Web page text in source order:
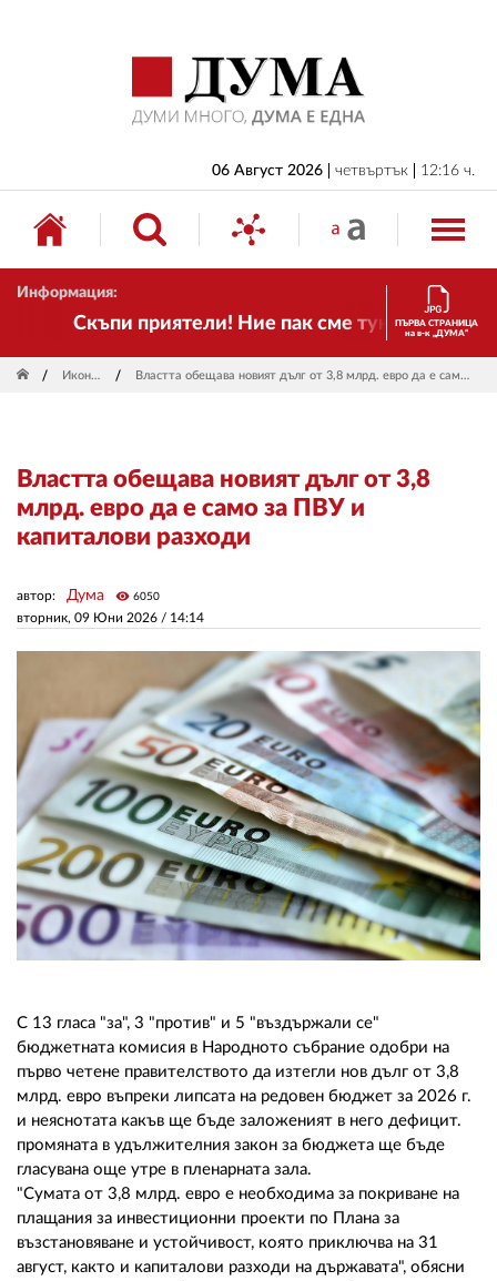
06 Август 2026 четвъртък 12:16 ч.
Информация:
Скъпи приятели! Ние пак сме тук! Времето се
ПЪРВА СТРАНИЦА
на в-к „ДУМА“
Икономика Властта обещава новият дълг от 3,8 млрд. евро да е само за ПВУ и капиталови разходи
Властта обещава новият дълг от 3,8
млрд. евро да е само за ПВУ и
капиталови разходи
вторник, 09 Юни 2026 / 14:14
автор: Дума visibility 6050
С 13 гласа "за", 3 "против" и 5 "въздържали се"
бюджетната комисия в Народното събрание одобри на
първо четене правителството да изтегли нов дълг от 3,8
млрд. евро въпреки липсата на редовен бюджет за 2026 г.
и неяснотата какъв ще бъде заложеният в него дефицит.
промяната в удължителния закон за бюджета ще бъде
гласувана още утре в пленарната зала.
"Сумата от 3,8 млрд. евро е необходима за покриване на
плащания за инвестиционни проекти по Плана за
възстановяване и устойчивост, която приключва на 31
август, както и капиталови разходи на държавата", обясни
БЪЛГАРИЯ
ИКОНОМИКА
ИЗБОРИ
СВЯТ
ДРУГИ
ЗА НАС
КОНТАКТИ
РЕКЛАМА
АБОНАМЕНТ
УСЛОВИЯ ЗА ПОЛЗВАНЕ
ПОЛИТИКА ЗА БИСКВИТКИТЕ
ПОЛИТИКАТА ЗА
ПОВЕРИТЕЛНОСТ